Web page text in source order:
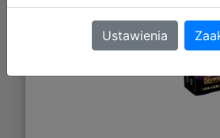
Ustawienia